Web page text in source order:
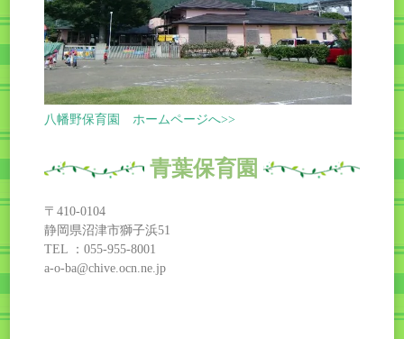
八幡野保育園 ホームページへ>>
青葉保育園
〒410-0104
静岡県沼津市獅子浜51
TEL ：055-955-8001
a-o-ba@chive.ocn.ne.jp